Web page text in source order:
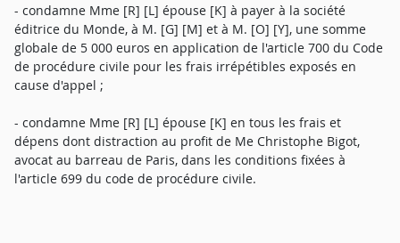
- condamne Mme [R] [L] épouse [K] à payer à la société
éditrice du Monde, à M. [G] [M] et à M. [O] [Y], une somme
globale de 5 000 euros en application de l'article 700 du Code
de procédure civile pour les frais irrépétibles exposés en
cause d'appel ;
- condamne Mme [R] [L] épouse [K] en tous les frais et
dépens dont distraction au profit de Me Christophe Bigot,
avocat au barreau de Paris, dans les conditions fixées à
l'article 699 du code de procédure civile.